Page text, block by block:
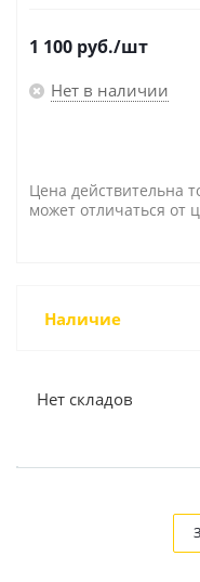
1 100 руб./шт
Нет в наличии
Цена действительна
может отличаться от
Наличие
Нет складов